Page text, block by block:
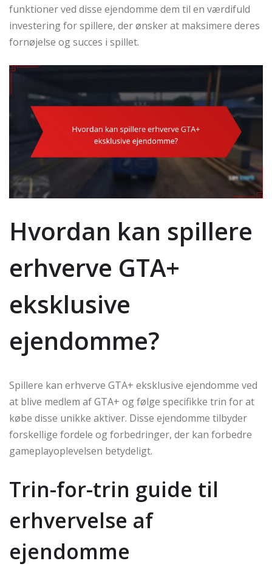
funktioner ved disse ejendomme dem til en værdifuld
investering for spillere, der ønsker at maksimere deres
fornøjelse og succes i spillet.
Hvordan kan spillere
erhverve GTA+
eksklusive
ejendomme?
Spillere kan erhverve GTA+ eksklusive ejendomme ved
at blive medlem af GTA+ og følge specifikke trin for at
købe disse unikke aktiver. Disse ejendomme tilbyder
forskellige fordele og forbedringer, der kan forbedre
gameplayoplevelsen betydeligt.
Trin-for-trin guide til
erhvervelse af
ejendomme